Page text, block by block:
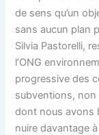
de sens qu’un
sans aucun plan
Silvia Pastorelli,
l’ONG
progressive des
subventions, non
dont nous avons
nuire davantage